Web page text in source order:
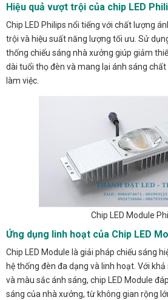
Hiệu quả vượt trội của chip LED
Chip LED Philips nổi tiếng với chất lượng
trội và hiệu suất năng lượng tối ưu. Sử
thống chiếu sáng nhà xưởng giúp giảm
dài tuổi thọ đèn và mang lại ánh sáng
làm việc.
Chip LED Module
Ứng dụng linh hoạt của Chip LED
Chip LED Module là giải pháp chiếu sáng
hệ thống đèn đa dạng và linh hoạt. Với
và màu sắc ánh sáng, chip LED Module
sáng của nhà xưởng, từ không gian rộng